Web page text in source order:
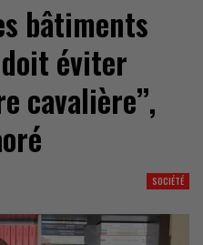
bâtiments
doit éviter
cavalière’’,
SOCIÉTÉ